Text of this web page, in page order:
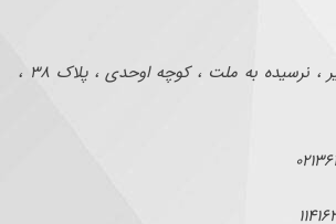
تهران ، خیابان امیرکبیر ، نرسیده به ملت ، کوچه اوحدی ، پلاک ۳۸ ،